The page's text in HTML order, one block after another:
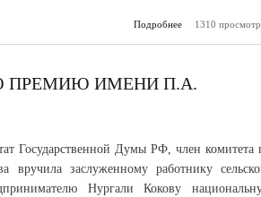
Подробнее
о В КБР в
1310
ПРЕМИЮ ИМЕНИ П.А.
Государственной Думы РФ, член комитета
вручила заслуженному работнику
Нургали Кокову